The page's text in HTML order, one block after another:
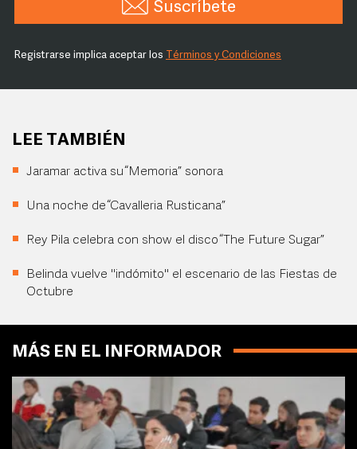
Suscríbete
Registrarse implica aceptar los Términos y Condiciones
LEE TAMBIÉN
Jaramar activa su “Memoria” sonora
Una noche de “Cavalleria Rusticana”
Rey Pila celebra con show el disco “The Future Sugar”
Belinda vuelve "indómito" el escenario de las Fiestas de
Octubre
MÁS EN EL INFORMADOR